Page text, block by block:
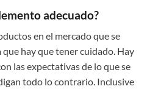
adecuado?
en el mercado que se
hay que tener cuidado. Hay
las expectativas de lo que se
todo lo contrario. Inclusive